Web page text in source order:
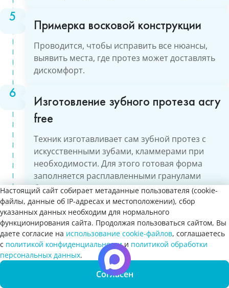
Примерка восковой конструкции
Проводится, чтобы исправить все нюансы,
выявить места, где протез может доставлять
дискомфорт.
Изготовление зубного протеза acry
free
Техник изготавливает сам зубной протез с
искусственными зубами, кламмерами при
необходимости. Для этого готовая форма
заполняется расплавленными гранулами
безакриловой смолы, а затем туда вплавляют
подготовленные искусственные зубы.
Установка зубного протеза acry
free
Доктор устанавливает протез в полости рта,
Вы хотите отключить цензуру на всём сайте?
Настоящий сайт собирает метаданные пользователя (cookie-
файлы, данные об IP-адресах и местоположении), сбор
указанных данных необходим для нормального
функционирования сайта. Продолжая пользоваться сайтом, Вы
даете согласие на использование cookie-файлов, соглашаетесь
с политикой конфиденциальностии политикой обработки
персональных данных.
Согласен
онлайн